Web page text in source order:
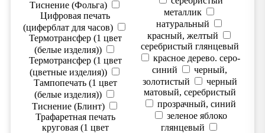
металлик
натуральный
красный, желтый
серебристый глянцевый
красное дерево. серо-
синий
черный,
золотистый
черный
матовый, серебристый
прозрачный, синий
зеленое яблоко
глянцевый
Тиснение (Фольга)
Цифровая печать
(циферблат для часов)
Термотрансфер (1 цвет
(белые изделия))
Термотрансфер (1 цвет
(цветные изделия))
Тампопечать (1 цвет
(белые изделия))
Тиснение (Блинт)
Трафаретная печать
круговая (1 цвет